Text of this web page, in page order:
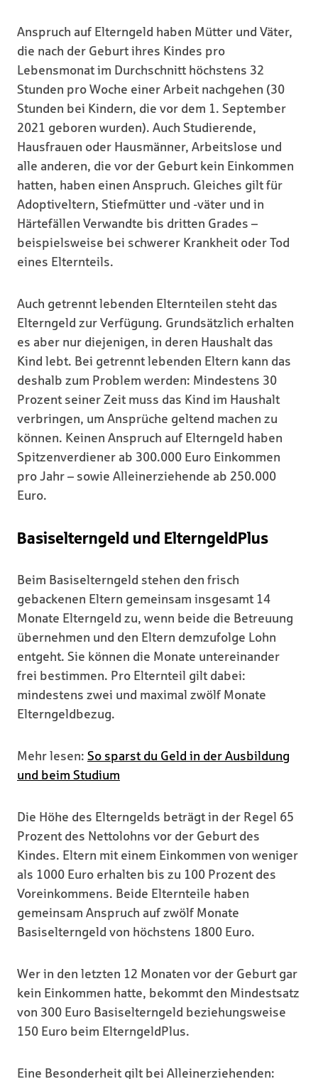
Anspruch auf Elterngeld haben Mütter und Väter,
die nach der Geburt ihres Kindes pro
Lebensmonat im Durchschnitt höchstens 32
Stunden pro Woche einer Arbeit nachgehen (30
Stunden bei Kindern, die vor dem 1. September
2021 geboren wurden). Auch Studierende,
Hausfrauen oder Hausmänner, Arbeitslose und
alle anderen, die vor der Geburt kein Einkommen
hatten, haben einen Anspruch. Gleiches gilt für
Adoptiveltern, Stiefmütter und -väter und in
Härtefällen Verwandte bis dritten Grades –
beispielsweise bei schwerer Krankheit oder Tod
eines Elternteils.
Auch getrennt lebenden Elternteilen steht das
Elterngeld zur Verfügung. Grundsätzlich erhalten
es aber nur diejenigen, in deren Haushalt das
Kind lebt. Bei getrennt lebenden Eltern kann das
deshalb zum Problem werden: Mindestens 30
Prozent seiner Zeit muss das Kind im Haushalt
verbringen, um Ansprüche geltend machen zu
können. Keinen Anspruch auf Elterngeld haben
Spitzenverdiener ab 300.000 Euro Einkommen
pro Jahr – sowie Alleinerziehende ab 250.000
Euro.
Basiselterngeld und ElterngeldPlus
Beim Basiselterngeld stehen den frisch
gebackenen Eltern gemeinsam insgesamt 14
Monate Elterngeld zu, wenn beide die Betreuung
übernehmen und den Eltern demzufolge Lohn
entgeht. Sie können die Monate untereinander
frei bestimmen. Pro Elternteil gilt dabei:
mindestens zwei und maximal zwölf Monate
Elterngeldbezug.
Mehr lesen: So sparst du Geld in der Ausbildung
und beim Studium
Die Höhe des Elterngelds beträgt in der Regel 65
Prozent des Nettolohns vor der Geburt des
Kindes. Eltern mit einem Einkommen von weniger
als 1000 Euro erhalten bis zu 100 Prozent des
Voreinkommens. Beide Elternteile haben
gemeinsam Anspruch auf zwölf Monate
Basiselterngeld von höchstens 1800 Euro.
Wer in den letzten 12 Monaten vor der Geburt gar
kein Einkommen hatte, bekommt den Mindestsatz
von 300 Euro Basiselterngeld beziehungsweise
150 Euro beim ElterngeldPlus.
Eine Besonderheit gilt bei Alleinerziehenden: